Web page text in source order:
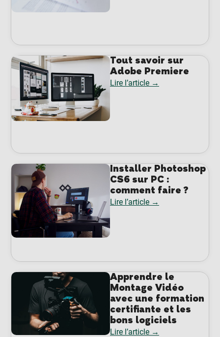
Tout savoir sur
Adobe Premiere
Lire l’article →
Installer Photoshop
CS6 sur PC :
comment faire ?
Lire l’article →
Apprendre le
Montage Vidéo
avec une formation
certifiante et les
bons logiciels
Lire l’article →